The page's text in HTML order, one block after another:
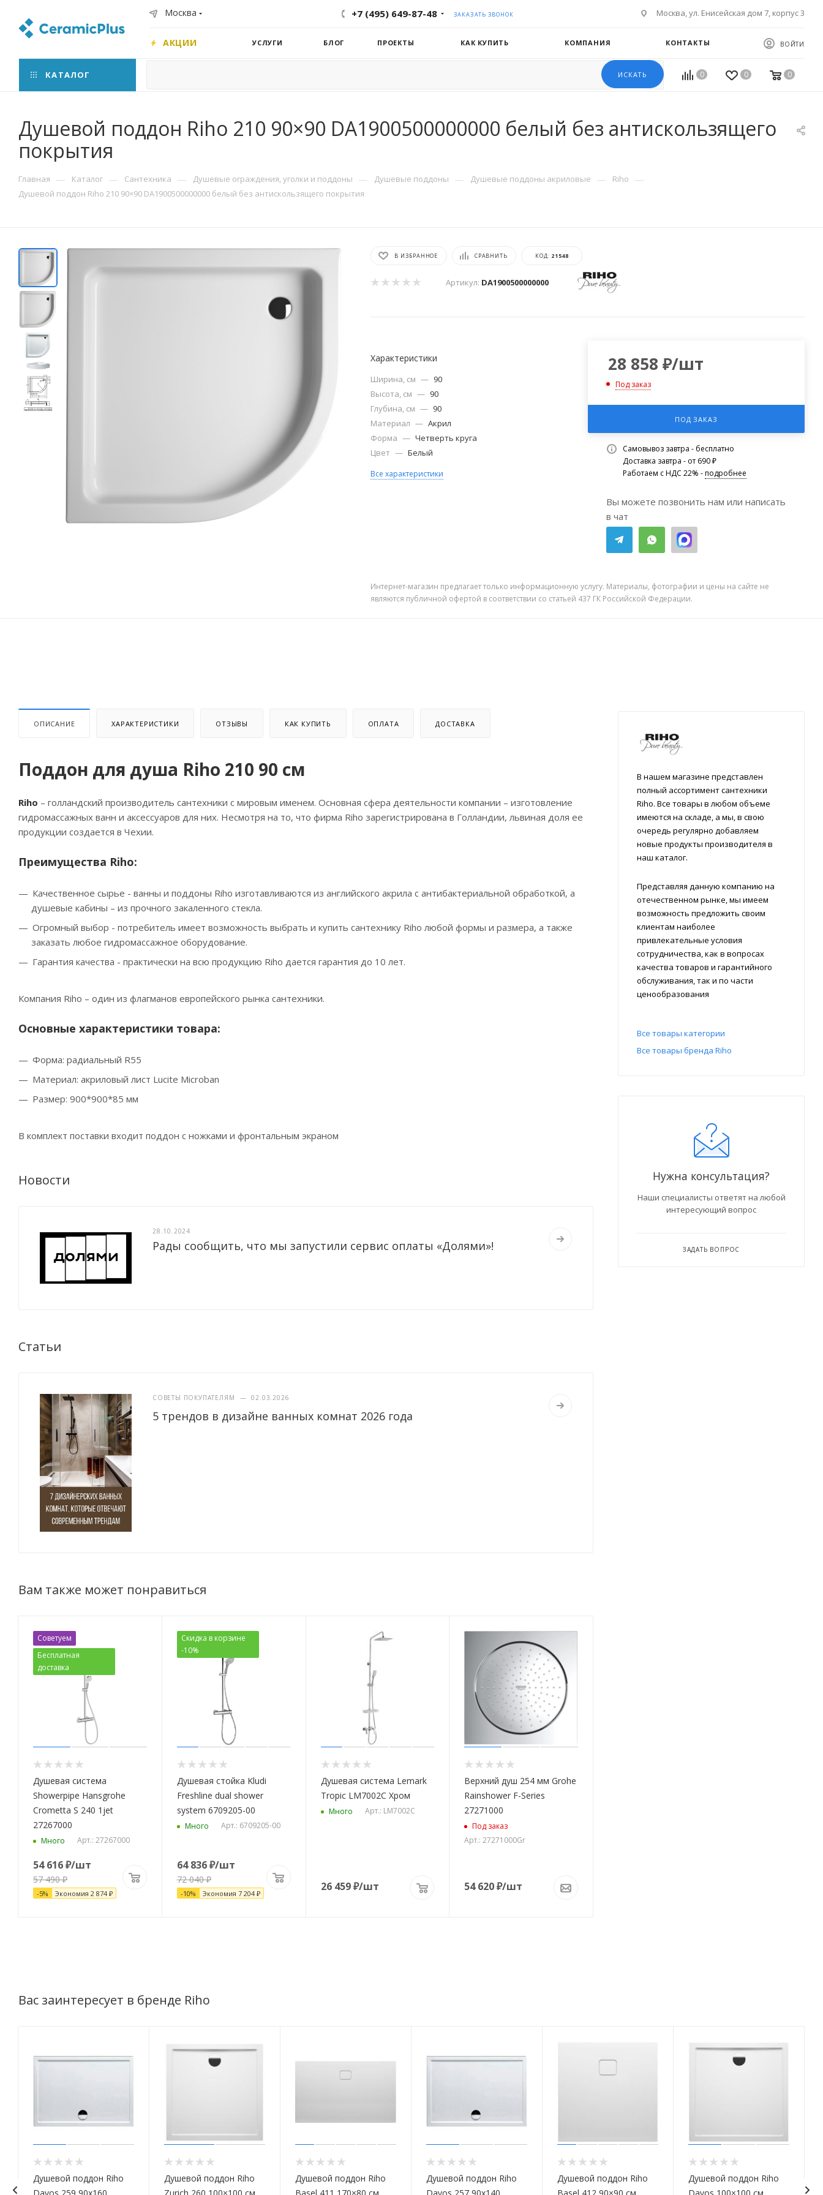
Москва +7 (495) 649-87-48 ЗАКАЗАТЬ ЗВОНОК Москва, ул. Енисейская дом 7, корпус 3
АКЦИИ УСЛУГИ БЛОГ ПРОЕКТЫ КАК КУПИТЬ КОМПАНИЯ КОНТАКТЫ ВОЙТИ
КАТАЛОГ ИСКАТЬ 0 0 0
Душевой поддон Riho 210 90×90 DA1900500000000 белый без антискользящего
покрытия
Главная — Каталог — Сантехника — Душевые ограждения, уголки и поддоны — Душевые поддоны — Душевые поддоны акриловые — Riho —
Душевой поддон Riho 210 90×90 DA1900500000000 белый без антискользящего покрытия
В ИЗБРАННОЕ СРАВНИТЬ КОД: 21548
Артикул: DA1900500000000
Характеристики
Ширина, см — 90
Высота, см — 90
Глубина, см — 90
Материал — Акрил
Форма — Четверть круга
Цвет — Белый
Все характеристики
28 858 ₽/шт
Под заказ
ПОД ЗАКАЗ
Самовывоз завтра - бесплатно
Доставка завтра - от 690 ₽
Работаем с НДС 22% -подробнее
Вы можете позвонить нам или написать
в чат
Интернет-магазин предлагает только информационную услугу. Материалы, фотографии и цены на сайте не
являются публичной офертой в соответствии со статьей 437 ГК Российской Федерации.
ОПИСАНИЕ ХАРАКТЕРИСТИКИ ОТЗЫВЫ КАК КУПИТЬ ОПЛАТА ДОСТАВКА
Поддон для душа Riho 210 90 см
Riho – голландский производитель сантехники с мировым именем. Основная сфера деятельности компании – изготовление
гидромассажных ванн и аксессуаров для них. Несмотря на то, что фирма Riho зарегистрирована в Голландии, львиная доля ее
продукции создается в Чехии.
Преимущества Riho:
Качественное сырье - ванны и поддоны Riho изготавливаются из английского акрила с антибактериальной обработкой, а
душевые кабины – из прочного закаленного стекла.
Огромный выбор - потребитель имеет возможность выбрать и купить сантехнику Riho любой формы и размера, а также
заказать любое гидромассажное оборудование.
Гарантия качества - практически на всю продукцию Riho дается гарантия до 10 лет.
Компания Riho – один из флагманов европейского рынка сантехники.
Основные характеристики товара:
Форма: радиальный R55
Материал: акриловый лист Lucite Microban
Размер: 900*900*85 мм
В комплект поставки входит поддон с ножками и фронтальным экраном
Новости
28.10.2024
Рады сообщить, что мы запустили сервис оплаты «Долями»!
Статьи
СОВЕТЫ ПОКУПАТЕЛЯМ — 02.03.2026
5 трендов в дизайне ванных комнат 2026 года
Вам также может понравиться
Советуем
Бесплатная
доставка
Душевая система
Showerpipe Hansgrohe
Crometta S 240 1jet
27267000
Много Арт.: 27267000
54 616₽/шт
57 490₽
-5% Экономия 2 874₽
Скидка в корзине
-10%
Душевая стойка Kludi
Freshline dual shower
system 6709205-00
Много Арт.: 6709205-00
64 836₽/шт
72 040₽
-10% Экономия 7 204₽
Душевая система Lemark
Tropic LM7002C Хром
Много Арт.: LM7002C
26 459₽/шт
Верхний душ 254 мм Grohe
Rainshower F-Series
27271000
Под заказ
Арт.: 27271000Gr
54 620₽/шт
В нашем магазине представлен
полный ассортимент сантехники
Riho. Все товары в любом объеме
имеются на складе, а мы, в свою
очередь регулярно добавляем
новые продукты производителя в
наш каталог.
Представляя данную компанию на
отечественном рынке, мы имеем
возможность предложить своим
клиентам наиболее
привлекательные условия
сотрудничества, как в вопросах
качества товаров и гарантийного
обслуживания, так и по части
ценообразования
Все товары категории
Все товары бренда Riho
Нужна консультация?
Наши специалисты ответят на любой
интересующий вопрос
ЗАДАТЬ ВОПРОС
Вас заинтересует в бренде Riho
Душевой поддон Riho
Душевой поддон Riho
Душевой поддон Riho
Душевой поддон Riho
Душевой поддон Riho
Душевой поддон Riho